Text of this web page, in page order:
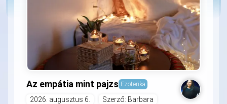
Az empátia mint pajzs Ezoterika
2026. augusztus 6. Szerző: Barbara